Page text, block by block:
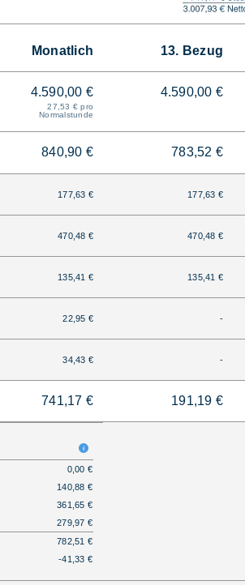
Monatlich 13. Bezug
4.590,00 €
27,53 € pro
Normalstunde
4.590,00 €
840,90 € 783,52 €
177,63 € 177,63 €
470,48 € 470,48 €
135,41 € 135,41 €
22,95 € -
34,43 € -
741,17 € 191,19 €
0,00 €
140,88 €
361,65 €
279,97 €
782,51 €
-41,33 €